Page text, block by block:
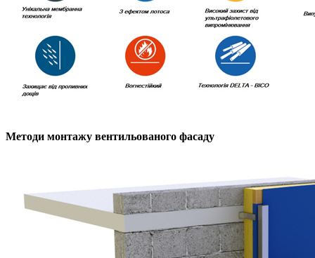
Методи монтажу вентильованого фасаду